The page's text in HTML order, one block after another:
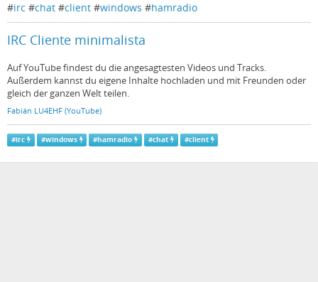
#irc #chat #client #windows #hamradio
IRC Cliente minimalista
Auf YouTube findest du die angesagtesten Videos und Tracks.
Außerdem kannst du eigene Inhalte hochladen und mit Freunden oder
gleich der ganzen Welt teilen.
Fabián LU4EHF (YouTube)
#irc #windows #hamradio #chat #client